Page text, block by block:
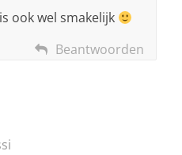
ook wel smakelijk
Beantwoorden